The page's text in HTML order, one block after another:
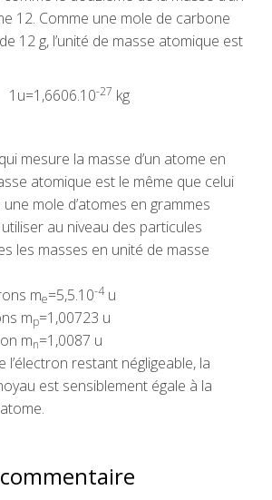
12. Comme une mole de carbone
12 g, l’unité de masse atomique est
1u=1,6606.10-27 kg
mesure la masse d’un atome en
atomique est le même que celui
mole d’atomes en grammes
au niveau des particules
les masses en unité de masse
me=5,5.10-4u
mp=1,00723 u
mn=1,0087 u
l’électron restant négligeable, la
est sensiblement égale à la